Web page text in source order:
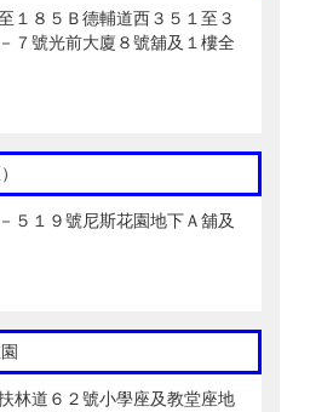
１８５Ｂ德輔道西３５１至３
７號光前大廈８號舖及１樓全
５１９號尼斯花園地下Ａ舖及
林道６２號小學座及教堂座地